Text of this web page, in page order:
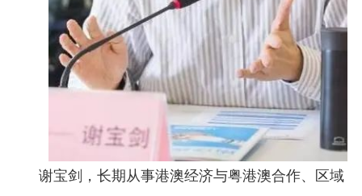
谢宝剑，长期从事港澳经济与粤港澳合作、区域